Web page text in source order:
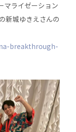
マライゼーション
新城ゆきえさんの
breakthrough-